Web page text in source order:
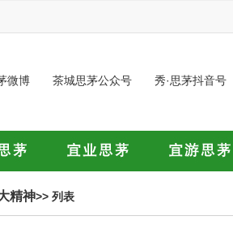
微博 茶城思茅公众号 秀·思茅抖音号
精神>> 列表